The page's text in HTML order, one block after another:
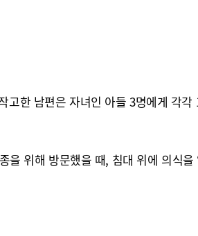
한 남편은 자녀인 아들 3명에게 각각
위해 방문했을 때, 침대 위에 의식을